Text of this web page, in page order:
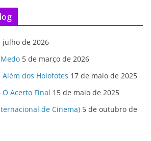
julho de 2026
5 de março de 2026
dos Holofotes 17 de maio de 2025
Acerto Final 15 de maio de 2025
de Cinema) 5 de outubro de